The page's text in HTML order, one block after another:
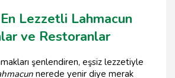
Lezzetli Lahmacun
ve Restoranlar
şenlendiren, eşsiz lezzetiyle
nerede yenir diye merak